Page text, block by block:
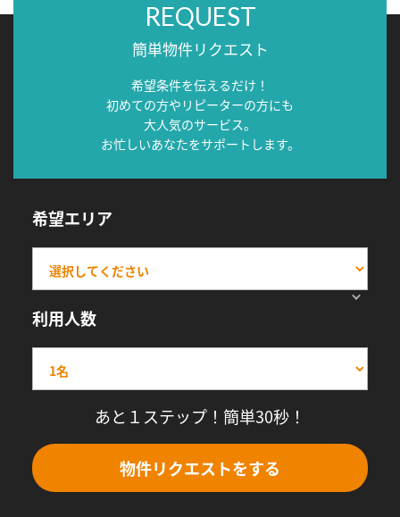
REQUEST
簡単物件リクエスト
希望条件を伝えるだけ！
初めての方やリピーターの方にも
大人気のサービス。
お忙しいあなたをサポートします。
希望エリア
利用人数
あと１ステップ！簡単30秒！
物件リクエストをする